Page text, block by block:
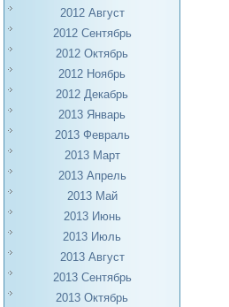
2012 Август
2012 Сентябрь
2012 Октябрь
2012 Ноябрь
2012 Декабрь
2013 Январь
2013 Февраль
2013 Март
2013 Апрель
2013 Май
2013 Июнь
2013 Июль
2013 Август
2013 Сентябрь
2013 Октябрь